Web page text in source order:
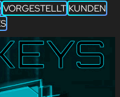
VORGESTELLT KUNDEN